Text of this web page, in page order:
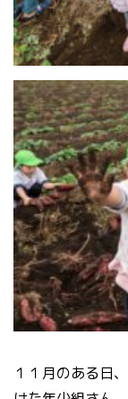
１１月のある日